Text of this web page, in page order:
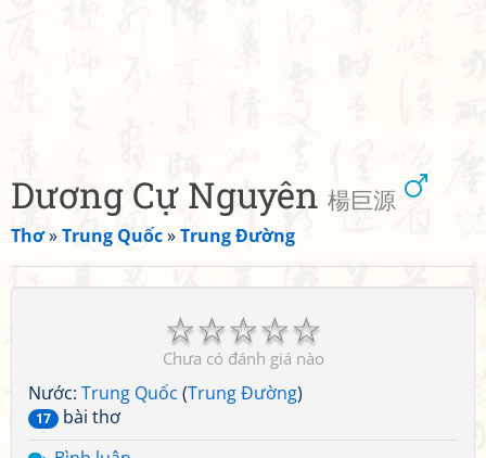
Dương Cự Nguyên 楊巨源
Thơ»Trung Quốc»Trung Đường
☆
☆
☆
☆
☆
Chưa có đánh giá nào
Nước: Trung Quốc (Trung Đường)
17
bài thơ